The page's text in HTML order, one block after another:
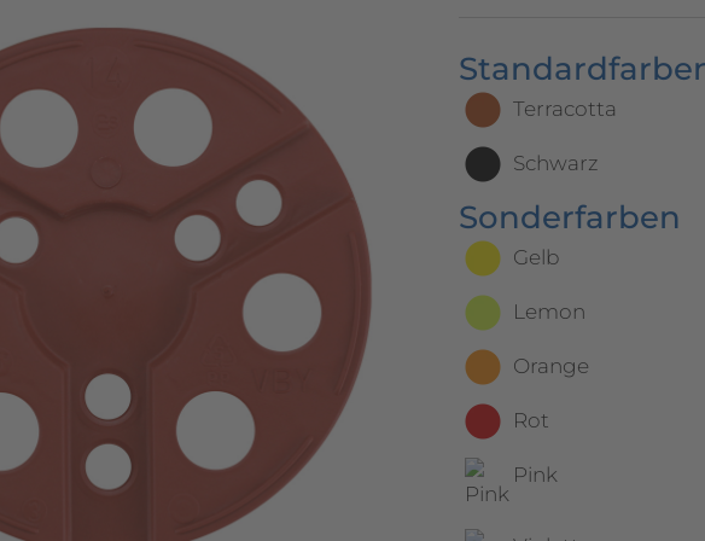
Terracotta
Schwarz
Sonderfarben
Gelb
Lemon
Orange
Rot
Pink